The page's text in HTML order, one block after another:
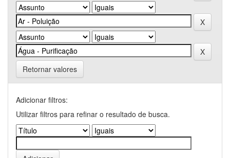
Retornar valores
Adicionar filtros:
Utilizar filtros para refinar o resultado de busca.